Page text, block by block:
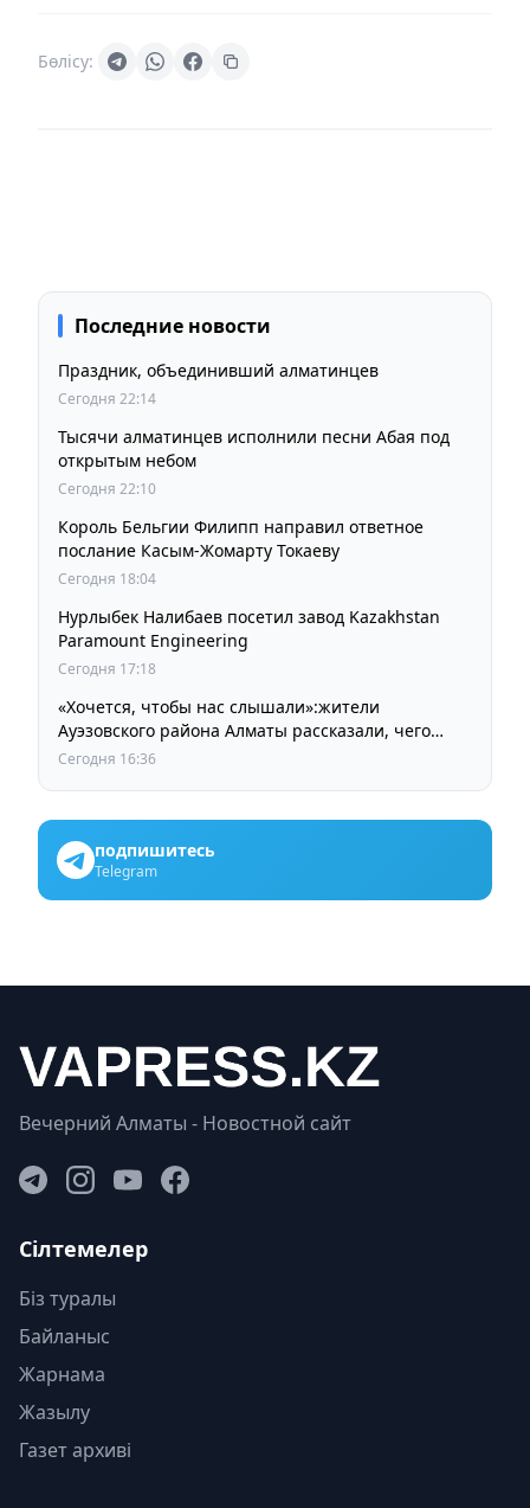
Бөлісу:
Последние новости
Праздник, объединивший алматинцев
Сегодня 22:14
Тысячи алматинцев исполнили песни Абая под
открытым небом
Сегодня 22:10
Король Бельгии Филипп направил ответное
послание Касым-Жомарту Токаеву
Сегодня 18:04
Нурлыбек Налибаев посетил завод Kazakhstan
Paramount Engineering
Сегодня 17:18
«Хочется, чтобы нас слышали»:жители
Ауэзовского района Алматы рассказали, чего
ждут от выборов депутатов Курултая
Сегодня 16:36
подпишитесь
Telegram
Вечерний Алматы - Новостной сайт
Сілтемелер
Біз туралы
Байланыс
Жарнама
Жазылу
Газет архиві